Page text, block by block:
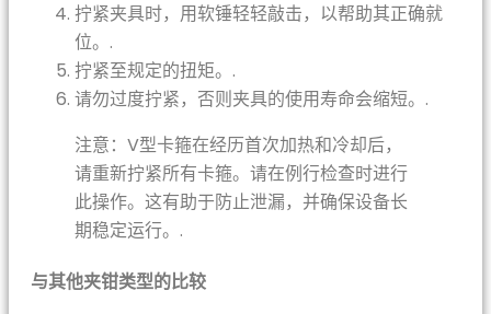
拧紧夹具时，用软锤轻轻敲击，以帮助其正确就
位。.
拧紧至规定的扭矩。.
请勿过度拧紧，否则夹具的使用寿命会缩短。.
注意：V型卡箍在经历首次加热和冷却后，
请重新拧紧所有卡箍。请在例行检查时进行
此操作。这有助于防止泄漏，并确保设备长
期稳定运行。.
与其他夹钳类型的比较